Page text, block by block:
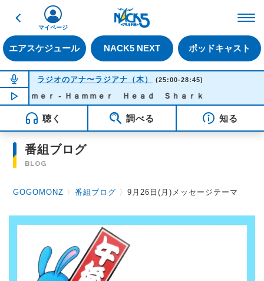
戻る
エアスケジュール NACK5 NEXT ポッドキャスト
マイページ
NOW ON AIR
ラジオのアナ〜ラジアナ（木） (25:00-28:45)
NOW PLAYING 02:01
ｍｍｅｒ - Ｈａｍｍｅｒ Ｈｅａｄ Ｓｈａｒｋ
聴く 調べる 知る
番組ブログ
BLOG
GOGOMONZ 〉番組ブログ 〉9月26日(月)メッセージテーマ